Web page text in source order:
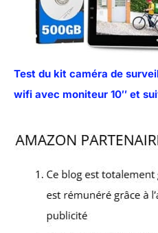
Test du kit caméra de
wifi avec moniteur 10″ et